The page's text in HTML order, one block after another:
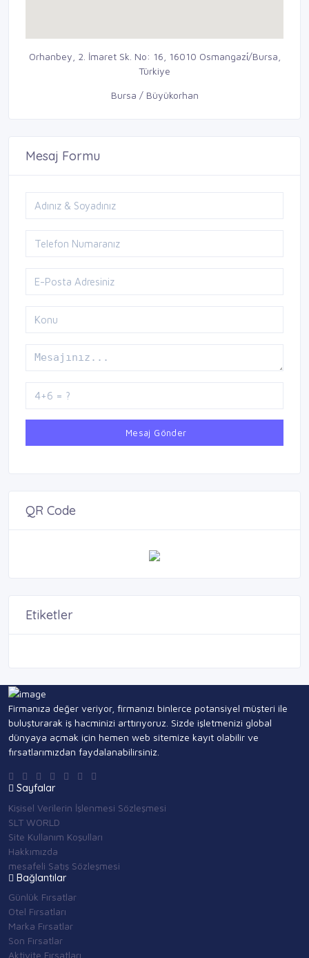
Orhanbey, 2. İmaret Sk. No: 16, 16010 Osmangazi̇/Bursa,
Türkiye
Bursa / Büyükorhan
Mesaj Formu
Mesaj Gönder
QR Code
Etiketler
Firmanıza değer veriyor, firmanızı binlerce potansiyel müşteri ile
buluşturarak iş hacminizi arttırıyoruz. Sizde işletmenizi global
dünyaya açmak için hemen web sitemize kayıt olabilir ve
fırsatlarımızdan faydalanabilirsiniz.
Sayfalar
Kişisel Verilerin İşlenmesi Sözleşmesi
SLT WORLD
Site Kullanım Koşulları
Hakkımızda
mesafeli Satış Sözleşmesi
Bağlantılar
Günlük Fırsatlar
Otel Fırsatları
Marka Fırsatlar
Son Fırsatlar
Aktivite Fırsatları